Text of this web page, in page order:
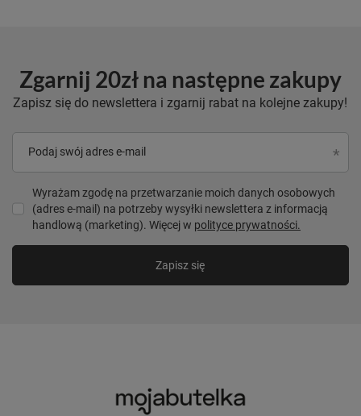
Zgarnij 20zł na następne zakupy
Zapisz się do newslettera i zgarnij rabat na kolejne zakupy!
Podaj swój adres e-mail
Wyrażam zgodę na przetwarzanie moich danych osobowych
(adres e-mail) na potrzeby wysyłki newslettera z informacją
handlową (marketing). Więcej w polityce prywatności.
Zapisz się